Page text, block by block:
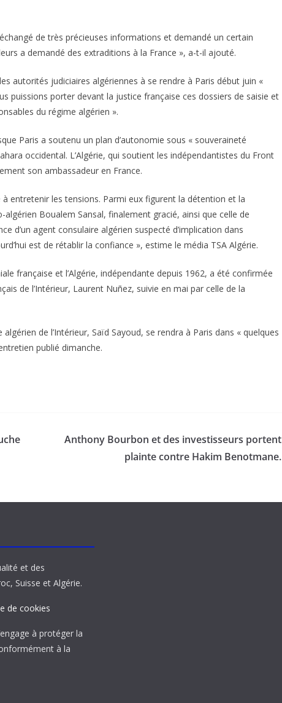
de très précieuses informations et demandé un certain
a demandé des extraditions à la France », a-t-il ajouté.
autorités judiciaires algériennes à se rendre à Paris début juin «
puissions porter devant la justice française ces dossiers de saisie et
du régime algérien ».
Paris a soutenu un plan d’autonomie sous « souveraineté
occidental. L’Algérie, qui soutient les indépendantistes du Front
son ambassadeur en France.
entretenir les tensions. Parmi eux figurent la détention et la
algérien Boualem Sansal, finalement gracié, ainsi que celle de
d’un agent consulaire algérien suspecté d’implication dans
est de rétablir la confiance », estime le média TSA Algérie.
française et l’Algérie, indépendante depuis 1962, a été confirmée
de l’Intérieur, Laurent Nuñez, suivie en mai par celle de la
de l’Intérieur, Saïd Sayoud, se rendra à Paris dans « quelques
publié dimanche.
Anthony Bourbon et des investisseurs portent
plainte contre Hakim Benotmane.
et des
Suisse et Algérie.
de cookies
à protéger la
à la